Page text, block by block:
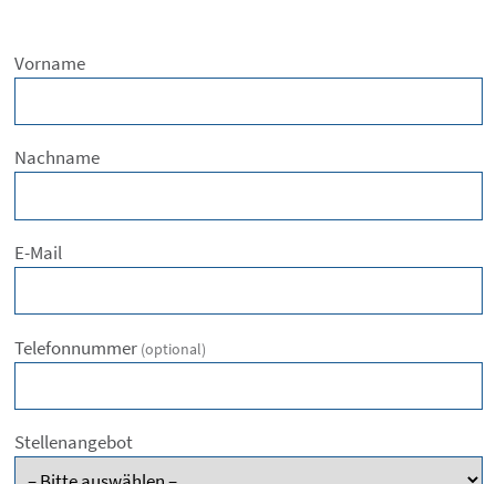
Vorname
Nachname
E-Mail
Telefonnummer (optional)
Stellenangebot